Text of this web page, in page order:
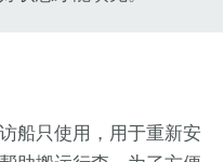
船只使用，用于重新安